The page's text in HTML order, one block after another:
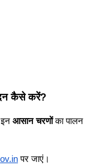
कैसे करें?
इन आसान चरणोंका पालन
पर जाएं।